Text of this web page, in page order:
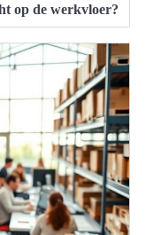
op de werkvloer?